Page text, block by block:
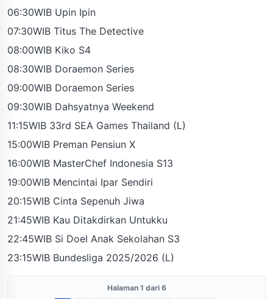
06:30WIB Upin Ipin
07:30WIB Titus The Detective
08:00WIB Kiko S4
08:30WIB Doraemon Series
09:00WIB Doraemon Series
09:30WIB Dahsyatnya Weekend
11:15WIB 33rd SEA Games Thailand (L)
15:00WIB Preman Pensiun X
16:00WIB MasterChef Indonesia S13
19:00WIB Mencintai Ipar Sendiri
20:15WIB Cinta Sepenuh Jiwa
21:45WIB Kau Ditakdirkan Untukku
22:45WIB Si Doel Anak Sekolahan S3
23:15WIB Bundesliga 2025/2026 (L)
Halaman 1 dari 6